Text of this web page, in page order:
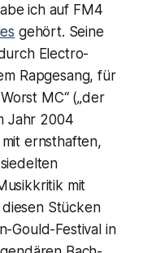
ich auf FM4
gehört. Seine
Electro-
Rapgesang, für
MC“ („der
Jahr 2004
ernsthaften,
mit
Stücken
Gould-Festival in